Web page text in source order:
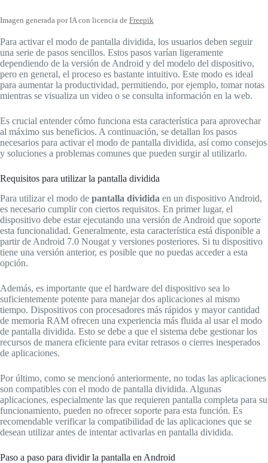
Imagen generada por IA con licencia de Freepik
Para activar el modo de pantalla dividida, los usuarios deben seguir
una serie de pasos sencillos. Estos pasos varían ligeramente
dependiendo de la versión de Android y del modelo del dispositivo,
pero en general, el proceso es bastante intuitivo. Este modo es ideal
para aumentar la productividad, permitiendo, por ejemplo, tomar notas
mientras se visualiza un video o se consulta información en la web.
Es crucial entender cómo funciona esta característica para aprovechar
al máximo sus beneficios. A continuación, se detallan los pasos
necesarios para activar el modo de pantalla dividida, así como consejos
y soluciones a problemas comunes que pueden surgir al utilizarlo.
Requisitos para utilizar la pantalla dividida
Para utilizar el modo de pantalla dividida en un dispositivo Android,
es necesario cumplir con ciertos requisitos. En primer lugar, el
dispositivo debe estar ejecutando una versión de Android que soporte
esta funcionalidad. Generalmente, esta característica está disponible a
partir de Android 7.0 Nougat y versiones posteriores. Si tu dispositivo
tiene una versión anterior, es posible que no puedas acceder a esta
opción.
Además, es importante que el hardware del dispositivo sea lo
suficientemente potente para manejar dos aplicaciones al mismo
tiempo. Dispositivos con procesadores más rápidos y mayor cantidad
de memoria RAM ofrecen una experiencia más fluida al usar el modo
de pantalla dividida. Esto se debe a que el sistema debe gestionar los
recursos de manera eficiente para evitar retrasos o cierres inesperados
de aplicaciones.
Por último, como se mencionó anteriormente, no todas las aplicaciones
son compatibles con el modo de pantalla dividida. Algunas
aplicaciones, especialmente las que requieren pantalla completa para su
funcionamiento, pueden no ofrecer soporte para esta función. Es
recomendable verificar la compatibilidad de las aplicaciones que se
desean utilizar antes de intentar activarlas en pantalla dividida.
Paso a paso para dividir la pantalla en Android